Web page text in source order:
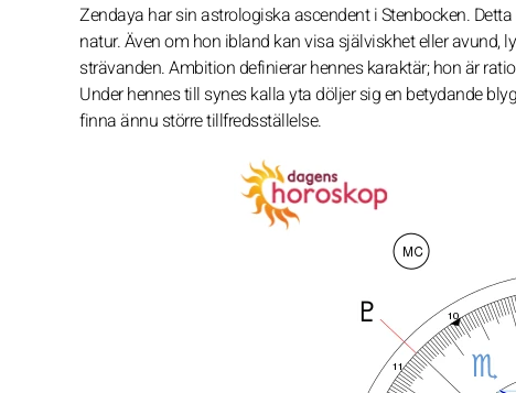
Zendaya har sin astrologiska ascendent i Stenbocken.
natur. Även om hon ibland kan visa själviskhet eller avund,
strävanden. Ambition definierar hennes karaktär; hon är
Under hennes till synes kalla yta döljer sig en betydande
finna ännu större tillfredsställelse.